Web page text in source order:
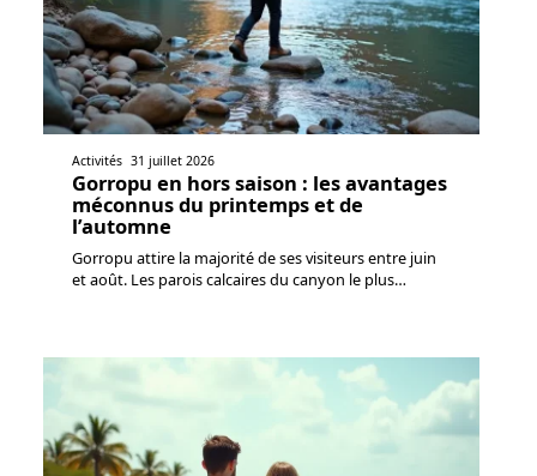
Activités 31 juillet 2026
Gorropu en hors saison : les avantages
méconnus du printemps et de
l’automne
Gorropu attire la majorité de ses visiteurs entre juin
et août. Les parois calcaires du canyon le plus…